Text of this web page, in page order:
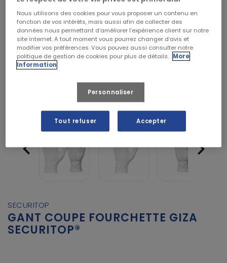
 
SECURITOP
GANT COUPE FOURCHETTE GIZA
SECURITOP®
Nous utilisons des cookies pour vous proposer un contenu en
fonction de vos intérêts, mais aussi afin de collecter des
données nous permettant d’améliorer l’expérience client sur notre
site internet. A tout moment vous pourrez changer d’avis et
modifier vos préférences. Vous pouvez aussi consulter notre
politique de gestion de cookies pour plus de détails. More
Information
Personnaliser
Tout refuser Accepter